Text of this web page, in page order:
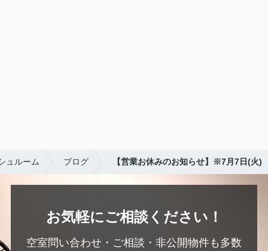
ュルーム ブログ 【営業お休みのお知らせ】※7月7日(火)
お気軽にご相談ください！
空室問い合わせ・ご相談・非公開物件も多数